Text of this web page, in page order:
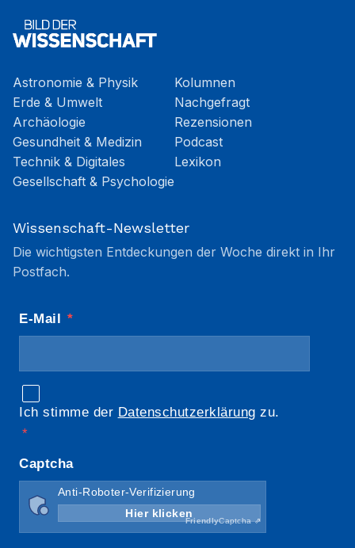
Astronomie & Physik
Erde & Umwelt
Archäologie
Gesundheit & Medizin
Technik & Digitales
Gesellschaft & Psychologie
Kolumnen
Nachgefragt
Rezensionen
Podcast
Lexikon
Wissenschaft-Newsletter
Die wichtigsten Entdeckungen der Woche direkt in Ihr
Postfach.